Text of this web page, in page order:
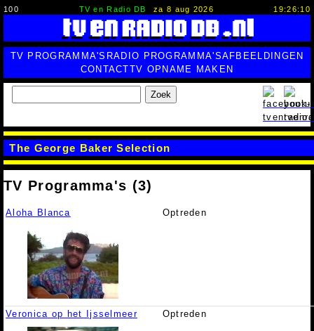
100 TV en Radio DB za 8 aug 2026 19:26:10
TV PROGRAMMA'S RADIO PROGRAMMA'SAFBEELDINGEN
CONTACTTV OPNAME MAKEN
Zoek
The George Baker Selection
TV Programma's (3)
Aloha Blanca Optreden
Veronica op het Ijsselmeer Optreden